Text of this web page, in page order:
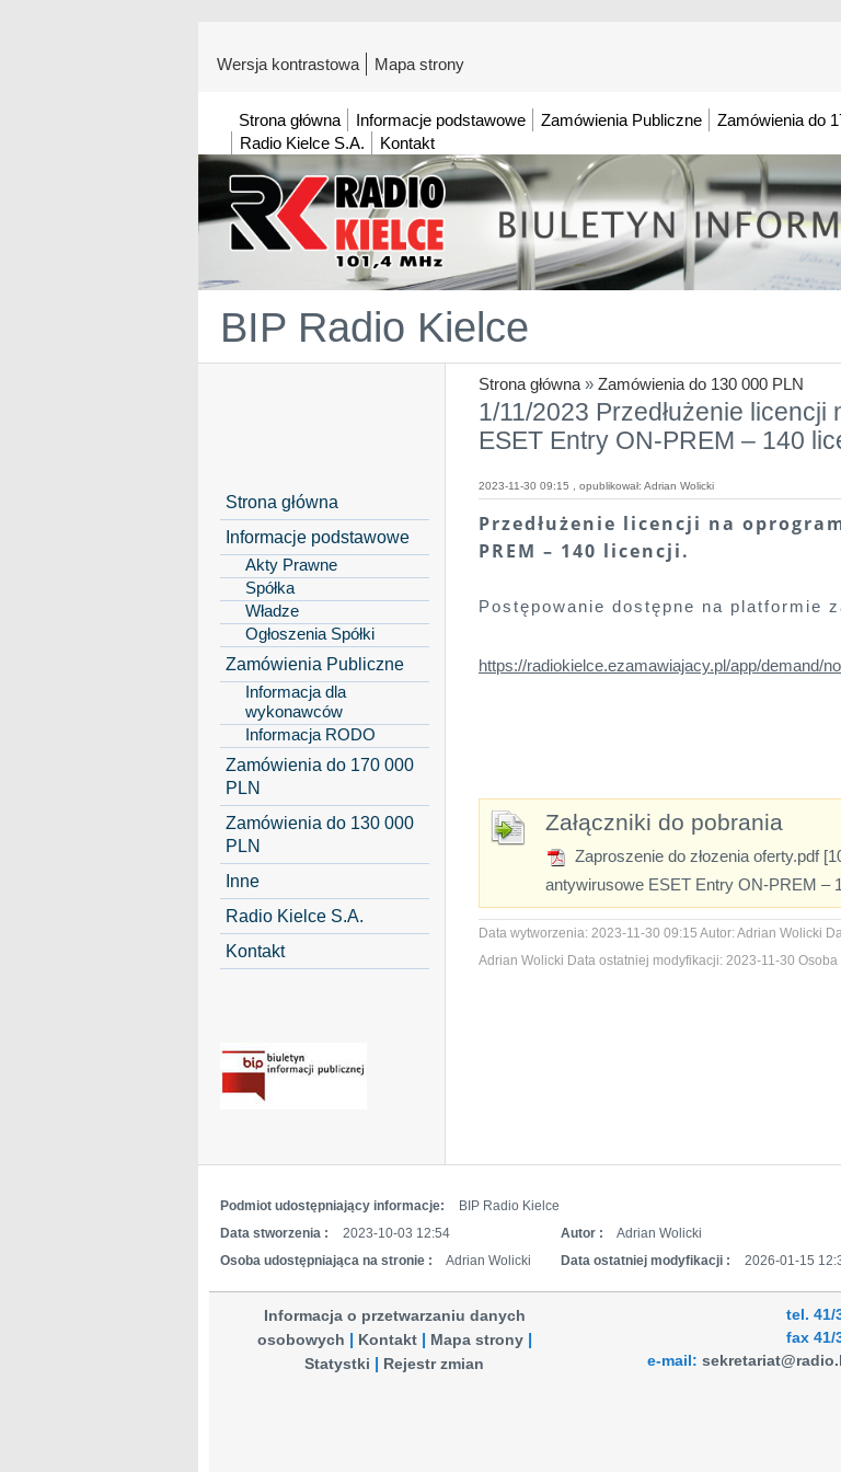
Wersja kontrastowa Mapa strony
Strona główna Informacje podstawowe Zamówienia Publiczne Zamówienia do
Radio Kielce S.A.
Kontakt
BIP Radio Kielce
Strona główna » Zamówienia do 130 000 PLN
1/11/2023 Przedłużenie
ESET Entry ON-PREM – 140
Strona główna
Informacje podstawowe
Akty Prawne
Spółka
Władze
Ogłoszenia Spółki
Zamówienia Publiczne
Informacja dla
wykonawców
Informacja RODO
Zamówienia do 170 000
PLN
Zamówienia do 130 000
PLN
Inne
Radio Kielce S.A.
Kontakt
2023-11-30 09:15 , opublikował: Adrian Wolicki
Przedłużenie licencji na
PREM – 140 licencji.
Postępowanie dostępne na platformie
https://radiokielce.ezamawiajacy.pl/app/demand/
Załączniki do pobrania
Zaproszenie do złozenia oferty.pdf
antywirusowe ESET Entry ON-PREM –
Data wytworzenia: 2023-11-30 09:15 Autor:Adrian Wolicki
Adrian Wolicki Data ostatniej modyfikacji: 2023-11-30 Osoba
Podmiot udostępniający informacje:
BIP Radio Kielce
Data stworzenia :
2023-10-03 12:54 Autor : Adrian Wolicki
Osoba udostępniająca na stronie :
Adrian Wolicki Data ostatniej modyfikacji : 2026-01-15
Informacja o przetwarzaniu danych
osobowych
Kontakt
Mapa strony
Statystki
Rejestr zmian
tel. 41/
fax 41/
e-mail: